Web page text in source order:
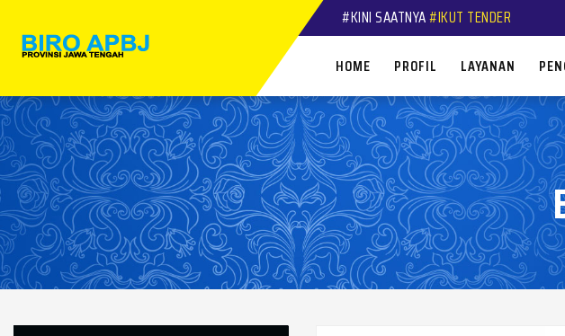
#KINI SAATNYA#IKUT TENDER
HOME PROFIL LAYANAN